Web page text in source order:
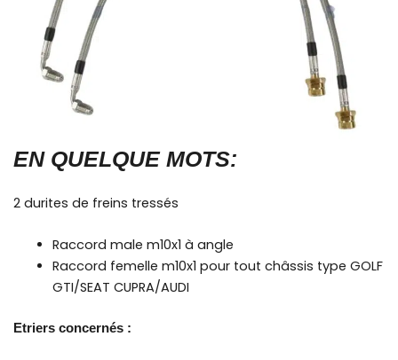
EN QUELQUE MOTS:
2 durites de freins tressés
Raccord male m10x1 à angle
Raccord femelle m10x1 pour tout châssis type GOLF
GTI/SEAT CUPRA/AUDI
Etriers concernés :